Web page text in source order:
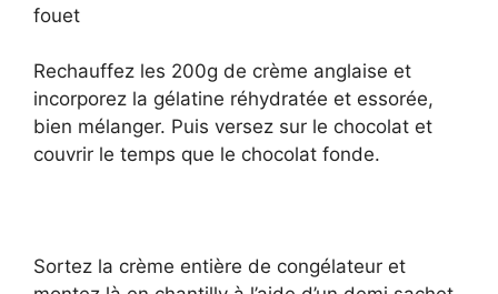
fouet
Rechauffez les 200g de crème anglaise et
incorporez la gélatine réhydratée et essorée,
bien mélanger. Puis versez sur le chocolat et
couvrir le temps que le chocolat fonde.
Sortez la crème entière de congélateur et